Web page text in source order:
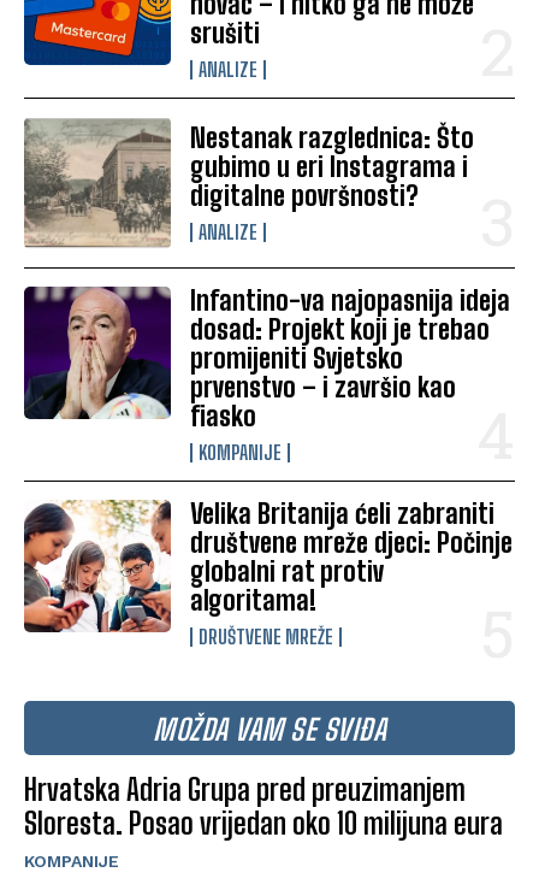
srušiti
ANALIZE
Nestanak razglednica: Što
gubimo u eri Instagrama i
digitalne površnosti?
ANALIZE
Infantino-va najopasnija ideja
dosad: Projekt koji je trebao
promijeniti Svjetsko
prvenstvo – i završio kao
fiasko
KOMPANIJE
Velika Britanija ćeli zabraniti
društvene mreže djeci: Počinje
globalni rat protiv
algoritama!
DRUŠTVENE MREŽE
MOŽDA VAM SE SVIĐA
Hrvatska Adria Grupa pred preuzimanjem
Sloresta. Posao vrijedan oko 10 milijuna eura
KOMPANIJE